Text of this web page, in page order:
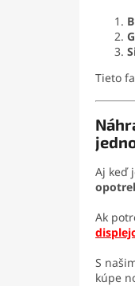
Tieto
Aj keď
Ak
S
kúpe